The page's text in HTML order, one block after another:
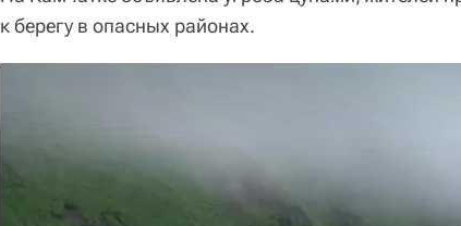
к берегу в опасных районах.